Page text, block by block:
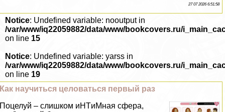
27 07 2026 6:51:58
Notice: Undefined variable: nooutput in
/var/www/iq22059882/data/www/bookcovers.ru/
on line 15
Notice: Undefined variable: yarss in
/var/www/iq22059882/data/www/bookcovers.ru/
on line 19
Как научиться целоваться первый раз
Поцелуй – слишком иHTиMная сфера,